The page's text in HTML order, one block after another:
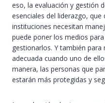
eso, la evaluación y gestión
esenciales del liderazgo, que
instituciones necesitan
puede poner los medios
gestionarlos. Y también
adecuada cuando uno de
manera, las personas que
estarán más protegidas y